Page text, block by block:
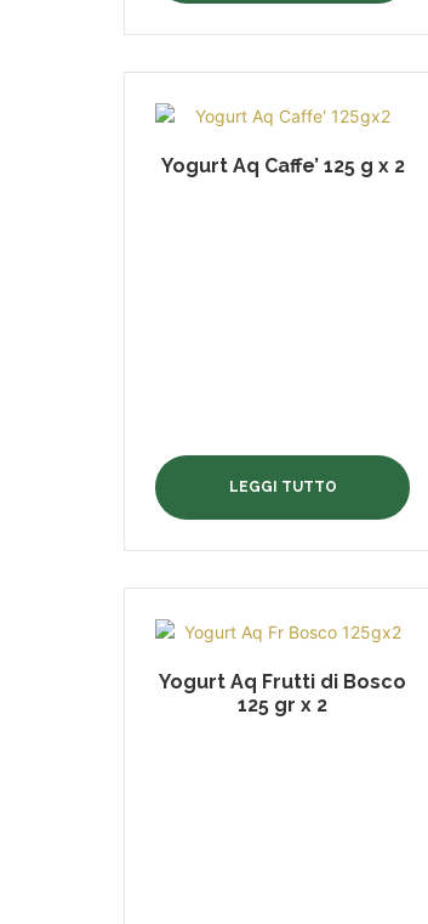
Yogurt Aq Caffe’ 125 g x 2
LEGGI TUTTO
Yogurt Aq Frutti di Bosco
125 gr x 2